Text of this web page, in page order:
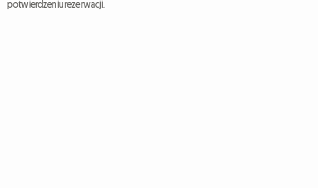
potwierdzeniu rezerwacji.